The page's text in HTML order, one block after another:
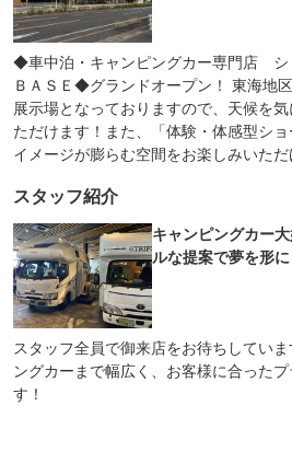
◆車中泊・キャンピングカー専門店
ＢＡＳＥ◆グランドオープン！ 東海地
展示場となっておりますので、天候を
ただけます！また、「体験・体感型ショ
イメージが膨らむ空間をお楽しみいただ
スタッフ紹介
キャンピングカー
ルな提案で夢を形に
スタッフ全員で御来店をお待ちしてい
ングカーまで幅広く、お客様に合った
す！